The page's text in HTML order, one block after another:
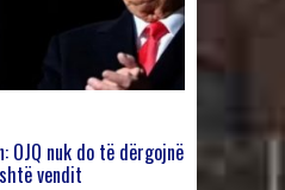
OJQ nuk do të dërgojnë
vendit